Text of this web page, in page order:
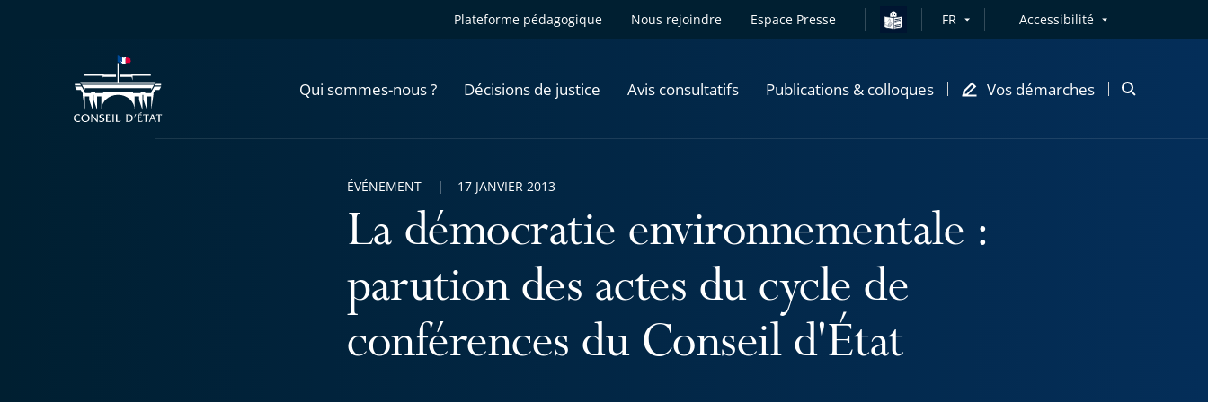
Plateforme pédagogique Nous rejoindre Espace Presse FR Accessibilité
Qui sommes-nous ? Décisions de justice Avis consultatifs Publications & colloques Vos démarches
Ouvrir
La démocratie environnementale :
parution des actes du cycle de
conférences du Conseil d'État
ÉVÉNEMENT 17 JANVIER 2013